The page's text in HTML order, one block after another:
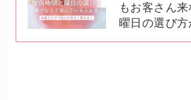
もお客さん
曜日の選び方